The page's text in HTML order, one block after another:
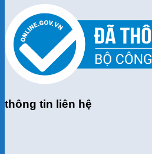
thông tin liên hệ